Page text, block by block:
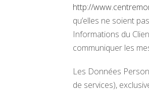
http://
qu’elles ne soient
Informations du
communiquer les
Les Données
de services),